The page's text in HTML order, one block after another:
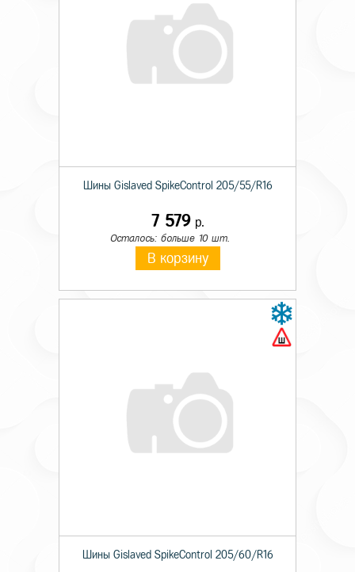
Шины Gislaved SpikeControl 205/55/R16
7 579р.
Осталось: больше 10 шт.
В корзину
Шины Gislaved SpikeControl 205/60/R16